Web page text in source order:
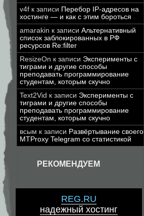
v4f к записи Перебор IP-адресов на
хостинге — и как с этим бороться
amarakin к записи Альтернативный
список заблокированных в РФ
ресурсов Re:filter
ResizeOn к записи Эксперименты с
тиграми и другие способы
преподавать программирование
студентам, которым скучно
Text2Vid к записи Эксперименты с
тиграми и другие способы
преподавать программирование
студентам, которым скучно
всым к записи Развёртывание своего
MTProxy Telegram со статистикой
РЕКОМЕНДУЕМ
REG.RU
надежный хостинг